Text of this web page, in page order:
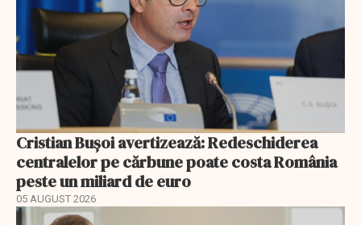
Cristian Bușoi avertizează: Redeschiderea
centralelor pe cărbune poate costa România
peste un miliard de euro
05 AUGUST 2026